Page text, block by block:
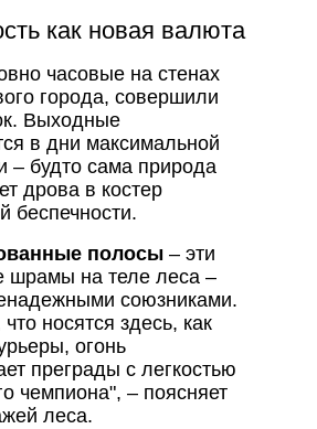
как новая валюта
часовые на стенах
города, совершили
Выходные
в дни максимальной
– будто сама природа
дрова в костер
беспечности.
полосы– эти
шрамы на теле леса –
союзниками.
носятся здесь, как
огонь
преграды с легкостью
чемпиона", – поясняет
леса.